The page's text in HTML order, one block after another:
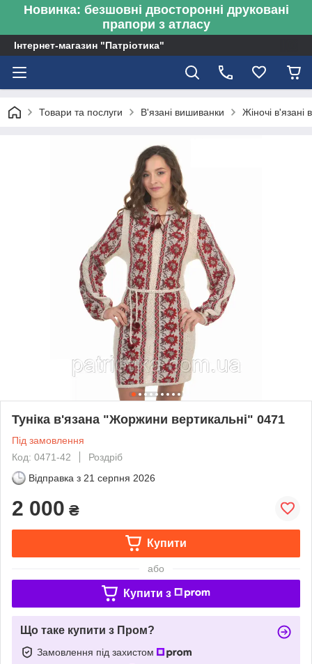
Новинка: безшовні двосторонні друковані
прапори з атласу
Інтернет-магазин "Патріотика"
Товари та послуги В'язані вишиванки Жіночі в'язані
Туніка в'язана "Жоржини вертикальні" 0471
Під замовлення
Код: 0471-42
Роздріб
Відправка з 21 серпня 2026
2 000 ₴
Купити
або
Купити з
Що таке купити з Пром?
Замовлення під захистом